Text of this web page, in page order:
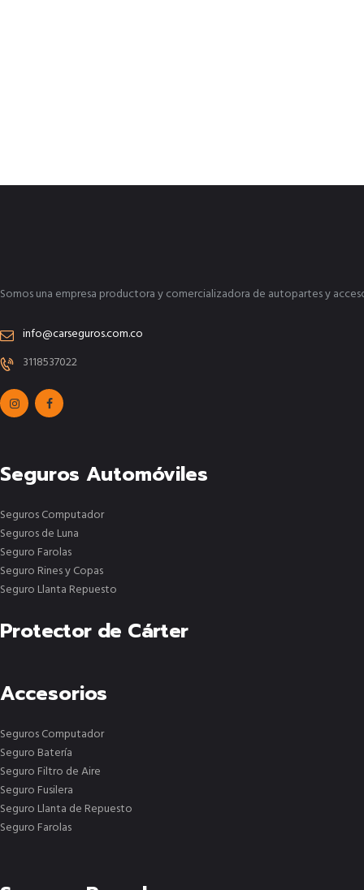
Somos una empresa productora y comercializadora de autopartes y
info@carseguros.com.co
3118537022
Seguros Automóviles
Seguros Computador
Seguros de Luna
Seguro Farolas
Seguro Rines y Copas
Seguro Llanta Repuesto
Protector de Cárter
Accesorios
Seguros Computador
Seguro Batería
Seguro Filtro de Aire
Seguro Fusilera
Seguro Llanta de Repuesto
Seguro Farolas